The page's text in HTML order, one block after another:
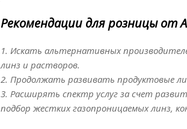
Рекомендации для розницы от
1. Искать альтернативных
линз и растворов.
2. Продолжать развивать продуктовые
3. Расширять спектр услуг за счет
подбор жестких газопроницаемых линз,